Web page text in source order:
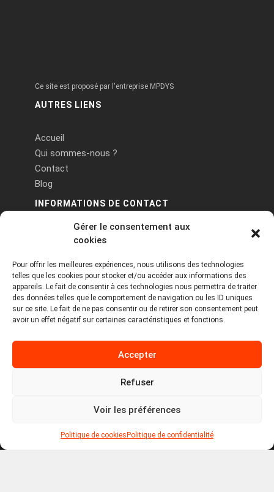
Gérer le consentement aux
cookies
Pour offrir les meilleures expériences, nous utilisons des technologies
telles que les cookies pour stocker et/ou accéder aux informations des
appareils. Le fait de consentir à ces technologies nous permettra de traiter
des données telles que le comportement de navigation ou les ID uniques
sur ce site. Le fait de ne pas consentir ou de retirer son consentement peut
avoir un effet négatif sur certaines caractéristiques et fonctions.
Accepter
Refuser
Voir les préférences
Politique de cookies Politique de confidentialité
Ce site est proposé par l'entreprise MPDYS
AUTRES LIENS
Accueil
Qui sommes-nous ?
Contact
Blog
INFORMATIONS DE CONTACT
PA Keneach Ouest - 5 rue de Belle-Île - 56400
contact@logiciels-etiquettes.com
09 71 37 25 93
Politique de cookies